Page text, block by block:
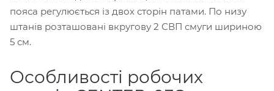
пояса регулюється із двох сторін патами. По низу
штанів розташовані вкругову 2 СВП смуги шириною
5 см.
Особливості робочих